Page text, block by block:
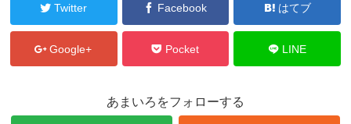
Twitter Facebook はてブ
Google+ Pocket LINE
あまいろをフォローする